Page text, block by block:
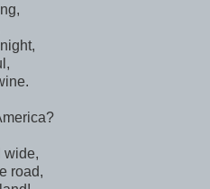
wide,
road,